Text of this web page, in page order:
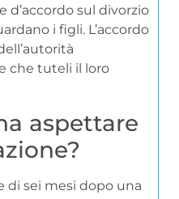
d’accordo sul divorzio
i figli. L’accordo
che tuteli il loro
aspettare
sei mesi dopo una